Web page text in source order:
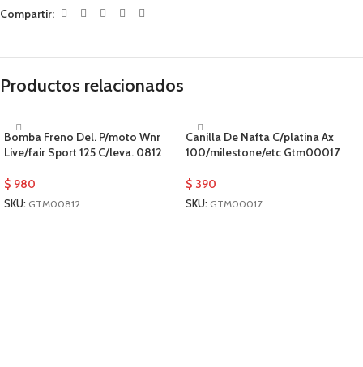
Compartir:
Productos relacionados
Bomba Freno Del. P/moto Wnr
Live/fair Sport 125 C/leva. 0812
$ 980
SKU: GTM00812
Canilla De Nafta C/platina Ax
100/milestone/etc Gtm00017
$ 390
SKU: GTM00017